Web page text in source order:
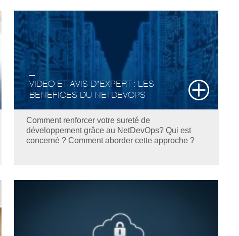
VIDEO ET AVIS D’EXPERT : LES
BENEFICES DU NETDEVOPS
Comment renforcer votre sureté de
développement grâce au NetDevOps? Qui est
concerné ? Comment aborder cette approche ?